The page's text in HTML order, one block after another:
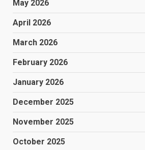
May 2026
April 2026
March 2026
February 2026
January 2026
December 2025
November 2025
October 2025